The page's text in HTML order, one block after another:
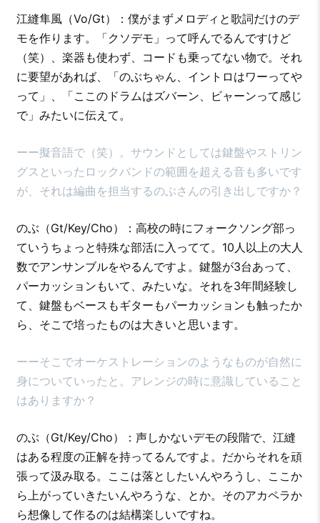
江縫隼風（Vo/Gt）：僕がまずメロディと歌詞だけのデ
モを作ります。「クソデモ」って呼んでるんですけど
（笑）、楽器も使わず、コードも乗ってない物で。それ
に要望があれば、「のぶちゃん、イントロはワーってや
って」、「ここのドラムはズバーン、ビャーンって感じ
で」みたいに伝えて。
ーー擬音語で（笑）。サウンドとしては鍵盤やストリン
グスといったロックバンドの範囲を超える音も多いです
が、それは編曲を担当するのぶさんの引き出しですか？
のぶ（Gt/Key/Cho）：高校の時にフォークソング部っ
ていうちょっと特殊な部活に入ってて。10人以上の大人
数でアンサンブルをやるんですよ。鍵盤が3台あって、
パーカッションもいて、みたいな。それを3年間経験し
て、鍵盤もベースもギターもパーカッションも触ったか
ら、そこで培ったものは大きいと思います。
ーーそこでオーケストレーションのようなものが自然に
身についていったと。アレンジの時に意識していること
はありますか？
のぶ（Gt/Key/Cho）：声しかないデモの段階で、江縫
はある程度の正解を持ってるんですよ。だからそれを頑
張って汲み取る。ここは落としたいんやろうし、ここか
ら上がっていきたいんやろうな、とか。そのアカペラか
ら想像して作るのは結構楽しいですね。